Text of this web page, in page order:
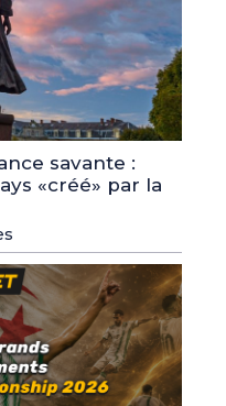
savante :
«créé» par la